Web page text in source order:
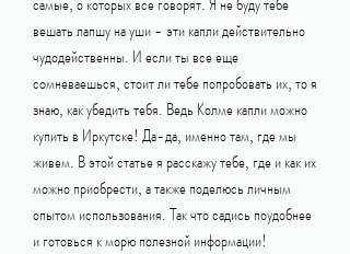
вешать лапшу на уши - эти капли действительно
чудодейственны. И если ты все еще
сомневаешься, стоит ли тебе попробовать их, то я
знаю, как убедить тебя. Ведь Колме капли можно
купить в Иркутске! Да-да, именно там, где мы
живем. В этой статье я расскажу тебе, где и как их
можно приобрести, а также поделюсь личным
опытом использования. Так что садись поудобнее
и готовься к морю полезной информации!